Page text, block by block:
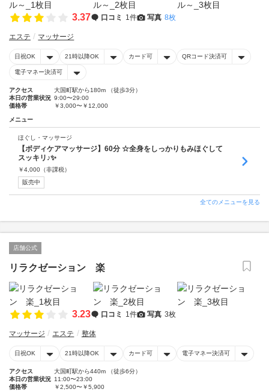
3.37 口コミ 1件 写真 8枚
エステ マッサージ
日祝OK 21時以降OK カード可 QRコード決済可
電子マネー決済可
アクセス
大国町駅から180m （徒歩3分）
本日の営業状況 9:00〜29:00
価格帯
￥3,000〜￥12,000
メニュー
ほぐし・マッサージ
【ボディケアマッサージ】60分 ☆全身をしっかりもみほぐして
スッキリ♪✨
￥4,000 （非課税）
販売中
全てのメニューを見る
店舗公式
リラクゼーション 楽
3.23 口コミ 1件 写真 3枚
マッサージ エステ 整体
日祝OK 21時以降OK カード可 電子マネー決済可
アクセス
大国町駅から440m （徒歩6分）
本日の営業状況 11:00〜23:00
価格帯
￥2,500〜￥5,900